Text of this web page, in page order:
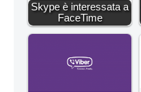
Skype è interessata a
FaceTime